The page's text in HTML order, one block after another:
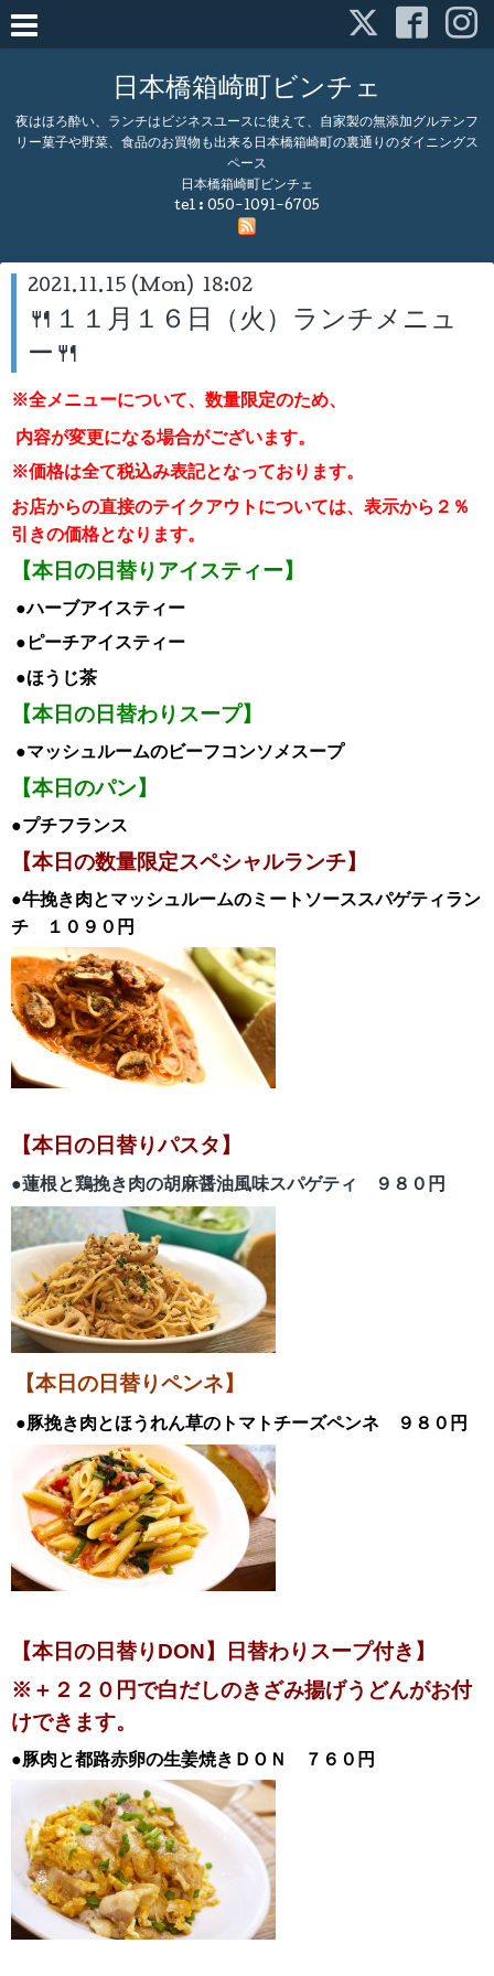
日本橋箱崎町ビンチェ
夜はほろ酔い、ランチはビジネスユースに使えて、自家製の無添加グルテンフ
リー菓子や野菜、食品のお買物も出来る日本橋箱崎町の裏通りのダイニングス
ペース
日本橋箱崎町ビンチェ
tel : 050-1091-6705
2021.11.15 (Mon) 18:02
🍴１１月１６日（火）ランチメニュ
ー🍴
※全メニューについて、数量限定のため、
内容が変更になる場合がございます。
※価格は全て税込み表記となっております。
お店からの直接のテイクアウトについては、表示から２％
引きの価格となります。
【本日の日替りアイスティー】
●ハーブアイスティー
●ピーチアイスティー
●ほうじ茶
【本日の日替わりスープ】
●マッシュルームのビーフコンソメスープ
【本日のパン】
●プチフランス
【本日の数量限定スペシャルランチ】
●牛挽き肉とマッシュルームのミートソーススパゲティラン
チ １０９０ 円
【本日の日替 りパスタ】
●蓮根と鶏挽き肉の胡麻醤油風味スパゲティ ９８０円
【本日の日替りペンネ】
●豚挽き肉とほうれん草のトマトチーズペンネ ９８０円
【本日の日替りDON】日替わりスープ付き 】
※＋２２０円で白だしのきざみ揚げうどんがお付
けできます。
●豚肉と都路赤卵の生姜焼きＤＯＮ ７６０円